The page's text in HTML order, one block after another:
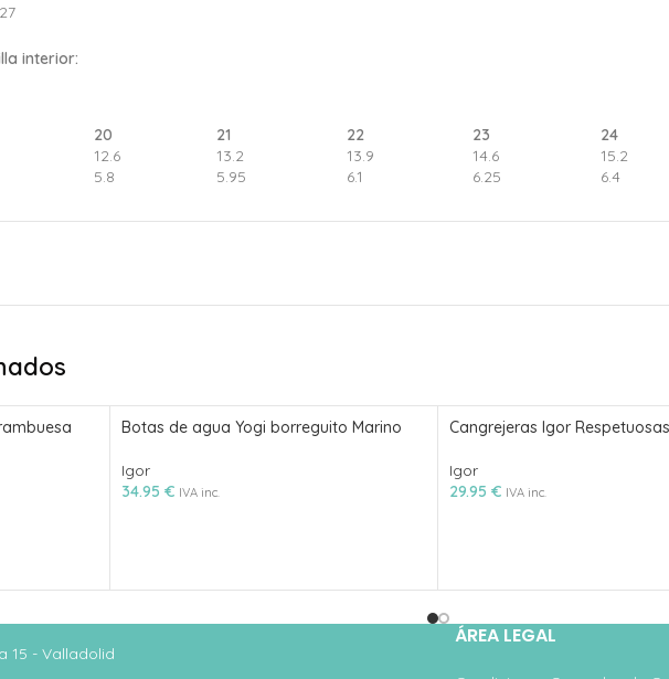
interior:
20
12.6
5.8
21
13.2
5.95
22
13.9
6.1
23
14.6
6.25
24
15.2
6.4
Botas de agua Yogi borreguito Marino
Igor
34.95 € IVA inc.
Cangrejeras Igor
Igor
29.95 € IVA inc.
15 - Valladolid
ÁREA LEGAL